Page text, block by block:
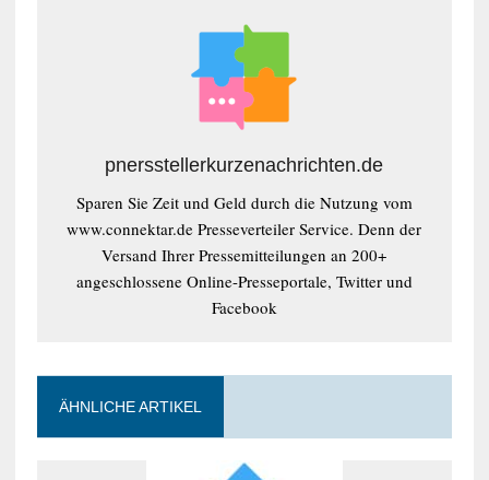
pnersstellerkurzenachrichten.de
Sparen Sie Zeit und Geld durch die Nutzung vom
www.connektar.de Presseverteiler Service. Denn der
Versand Ihrer Pressemitteilungen an 200+
angeschlossene Online-Presseportale, Twitter und
Facebook
ÄHNLICHE ARTIKEL